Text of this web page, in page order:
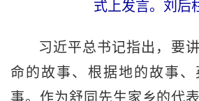
式上发言。刘后
习近平总书记指出，要
命的故事、根据地的故事
事。作为舒同先生家乡的代